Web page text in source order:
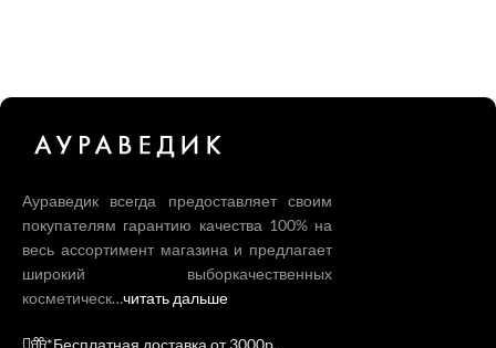
Аураведик всегда предоставляет своим
покупателям гарантию качества 100% на
весь ассортимент магазина и предлагает
широкий выборкачественных
косметическ…читать дальше
*Бесплатная доставка от 3000р.